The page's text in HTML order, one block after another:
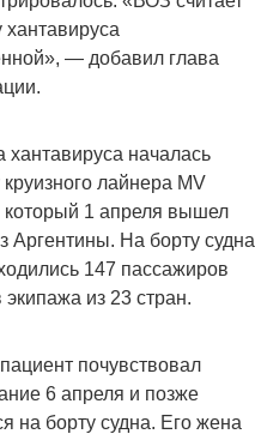
— добавил глава
хантавируса началась
круизного лайнера MV
который 1 апреля вышел
Аргентины. На борту судна
147 пассажиров
экипажа из 23 стран.
почувствовал
6 апреля и позже
на борту судна. Его жена